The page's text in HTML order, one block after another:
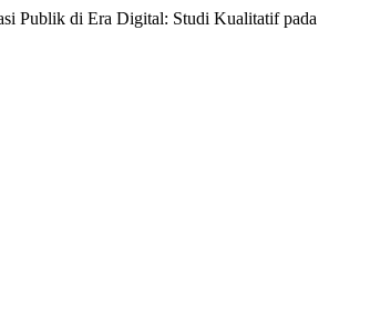
Publik di Era Digital: Studi Kualitatif pada